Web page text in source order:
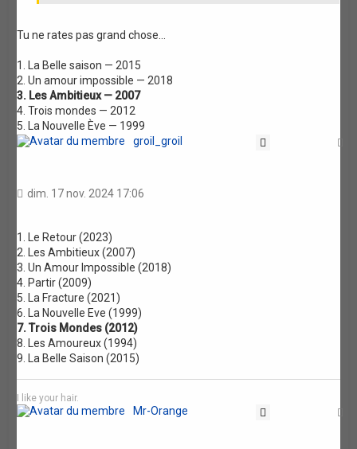
Tu ne rates pas grand chose...
1. La Belle saison — 2015
2. Un amour impossible — 2018
3. Les Ambitieux — 2007
4. Trois mondes — 2012
5. La Nouvelle Ève — 1999
groil_groil
dim. 17 nov. 2024 17:06
1. Le Retour (2023)
2. Les Ambitieux (2007)
3. Un Amour Impossible (2018)
4. Partir (2009)
5. La Fracture (2021)
6. La Nouvelle Eve (1999)
7. Trois Mondes (2012)
8. Les Amoureux (1994)
9. La Belle Saison (2015)
I like your hair.
Mr-Orange